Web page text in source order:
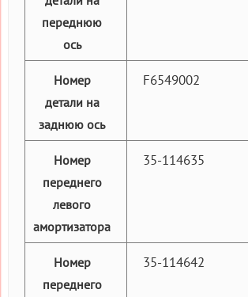
переднюю
ось
Номер
детали на
заднюю ось
F6549002
Номер
переднего
левого
амортизатора
35-114635
Номер
переднего
35-114642